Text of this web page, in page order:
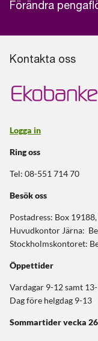
Förändra
Kontakta oss
Logga in
Ring oss
Tel: 08-551 714 70
Besök oss
Postadress: Box
Huvudkontor Järna:
Stockholmskontoret:
Öppettider
Vardagar 9-12 samt
Dag före helgdag 9-13
Sommartidervecka